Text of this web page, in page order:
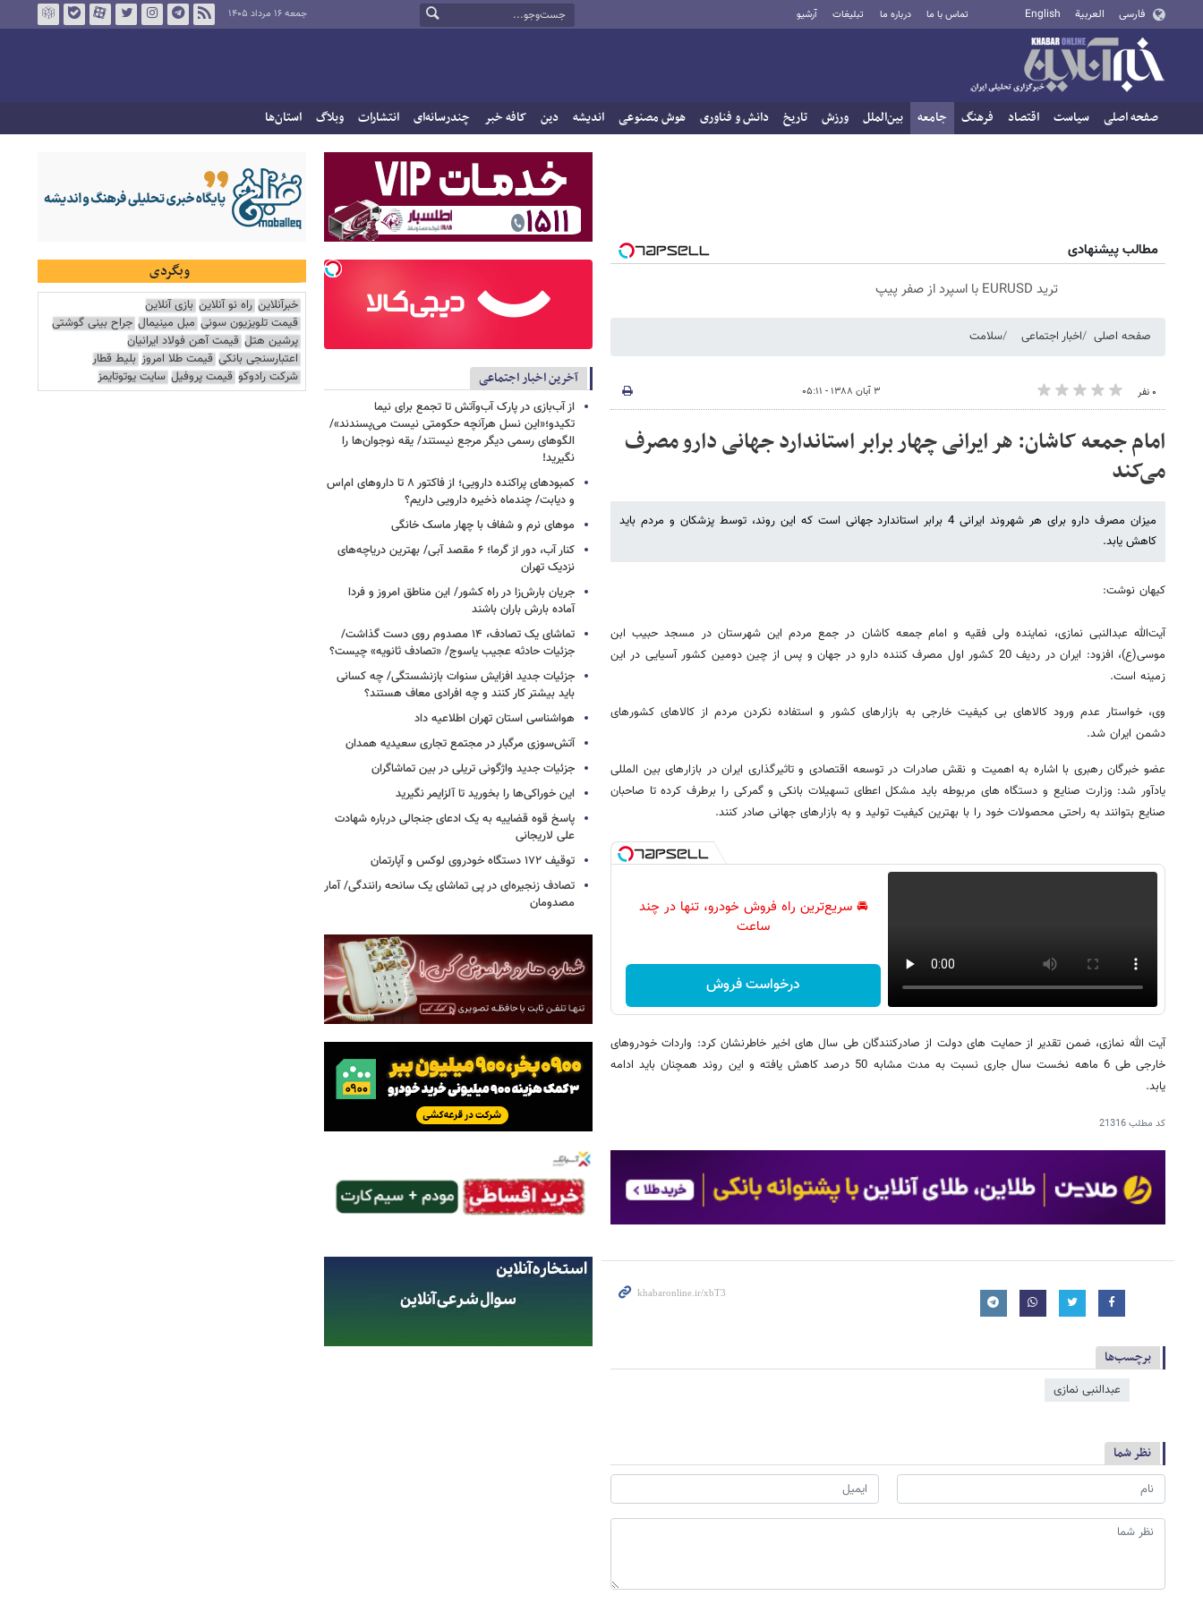
فارسی العربية English تماس با ما درباره ما تبلیغات آرشیو جمعه ۱۶ مرداد ۱۴۰۵
صفحه اصلی سیاست اقتصاد فرهنگ جامعه بین‌الملل ورزش تاریخ دانش و فناوری هوش مصنوعی اندیشه دین کافه خبر چندرسانه‌ای انتشارات وبلاگ استان‌ها
مطالب پیشنهادی
ترید EURUSD با اسپرد از صفر پیپ
صفحه اصلی اخبار اجتماعی سلامت
۰ نفر ۳ آبان ۱۳۸۸ - ۰۵:۱۱
امام جمعه کاشان: هر ایرانی چهار برابر استاندارد جهانی دارو مصرف
می‌کند
میزان مصرف دارو برای هر شهروند ایرانی 4 برابر استاندارد جهانی است که این روند، توسط پزشکان و مردم باید
کاهش یابد.
کیهان نوشت:
آیت‌الله عبدالنبی نمازی، نماینده ولی فقیه و امام جمعه کاشان در جمع مردم این شهرستان در مسجد حبیب ابن
موسی(ع)، افزود: ایران در ردیف 20 کشور اول مصرف کننده دارو در جهان و پس از چین دومین کشور آسیایی در این
زمینه است.
وی، خواستار عدم ورود کالاهای بی کیفیت خارجی به بازارهای کشور و استفاده نکردن مردم از کالاهای کشورهای
دشمن ایران شد.
عضو خبرگان رهبری با اشاره به اهمیت و نقش صادرات در توسعه اقتصادی و تاثیرگذاری ایران در بازارهای بین المللی
یادآور شد: وزارت صنایع و دستگاه های مربوطه باید مشکل اعطای تسهیلات بانکی و گمرکی را برطرف کرده تا صاحبان
صنایع بتوانند به راحتی محصولات خود را با بهترین کیفیت تولید و به بازارهای جهانی صادر کنند.
🚘 سریع‌ترین راه فروش خودرو، تنها در چند
ساعت
درخواست فروش
آیت الله نمازی، ضمن تقدیر از حمایت های دولت از صادرکنندگان طی سال های اخیر خاطرنشان کرد: واردات خودروهای
خارجی طی 6 ماهه نخست سال جاری نسبت به مدت مشابه 50 درصد کاهش یافته و این روند همچنان باید ادامه
یابد.
کد مطلب21316
برچسب‌ها
عبدالنبی نمازی
نظر شما
آخرین اخبار اجتماعی
از آب‌بازی در پارک آب‌وآتش تا تجمع برای نیما
تکیدو؛«این نسل هرآنچه حکومتی نیست می‌پسندند»/
الگوهای رسمی دیگر مرجع نیستند/ یقه نوجوان‌ها را
نگیرید!
کمبودهای پراکنده دارویی؛ از فاکتور ۸ تا داروهای ام‌اس
و دیابت/ چندماه ذخیره دارویی داریم؟
موهای نرم و شفاف با چهار ماسک خانگی
کنار آب، دور از گرما؛ ۶ مقصد آبی/ بهترین دریاچه‌های
نزدیک تهران
جریان بارش‌زا در راه کشور/ این مناطق امروز و فردا
آماده بارش باران باشند
تماشای یک تصادف، ۱۴ مصدوم روی دست گذاشت/
جزئیات حادثه عجیب یاسوج/ «تصادف ثانویه» چیست؟
جزئیات جدید افزایش سنوات بازنشستگی/ چه کسانی
باید بیشتر کار کنند و چه افرادی معاف هستند؟
هواشناسی استان تهران اطلاعیه داد
آتش‌سوزی مرگبار در مجتمع تجاری سعیدیه همدان
جزئیات جدید واژگونی تریلی در بین تماشاگران
این خوراکی‌ها را بخورید تا آلزایمر نگیرید
پاسخ قوه قضاییه به یک ادعای جنجالی درباره شهادت
علی لاریجانی
توقیف ۱۷۲ دستگاه خودروی لوکس و آپارتمان
تصادف زنجیره‌ای در پی تماشای یک سانحه رانندگی/ آمار
مصدومان
وبگردی
خبرآنلاین راه نو آنلاین بازی آنلاین
قیمت تلویزیون سونی مبل مینیمال جراح بینی گوشتی
پرشین هتل قیمت آهن فولاد ایرانیان
اعتبارسنجی بانکی قیمت طلا امروز بلیط قطار
شرکت رادوکو قیمت پروفیل سایت یوتوتایمز